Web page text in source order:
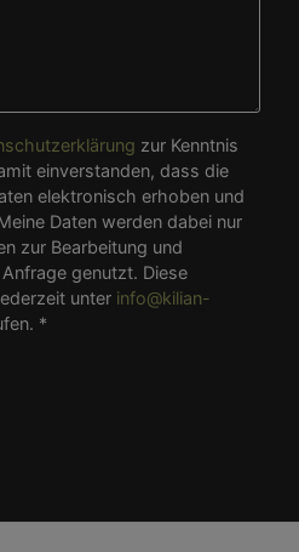
zur Kenntnis
einverstanden, dass die
elektronisch erhoben und
Daten werden dabei nur
zur Bearbeitung und
genutzt. Diese
unter info@kilian-
*